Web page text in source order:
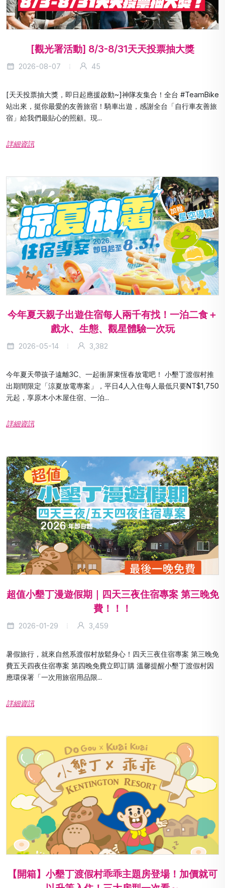
[觀光署活動] 8/3-8/31天天投票抽大獎
2026-08-07 45
[天天投票抽大獎，即日起應援啟動~]神隊友集合！全台 #TeamBike
站出來，挺你最愛的友善旅宿！騎車出遊，感謝全台「自行車友善旅
宿」給我們最貼心的照顧。現...
詳細資訊
今年夏天親子出遊住宿每人兩千有找！一泊二食＋
戲水、生態、觀星體驗一次玩
2026-05-14 3,382
今年夏天帶孩子遠離3C、一起衝屏東恆春放電吧！ 小墾丁渡假村推
出期間限定「涼夏放電專案」，平日4人入住每人最低只要NT$1,750
元起，享原木小木屋住宿、一泊...
詳細資訊
超值小墾丁漫遊假期｜四天三夜住宿專案 第三晚免
費！！！
2026-01-29 3,459
暑假旅行，就來自然系渡假村放鬆身心！四天三夜住宿專案 第三晚免
費五天四夜住宿專案 第四晚免費立即訂購 溫馨提醒小墾丁渡假村因
應環保署「一次用旅宿用品限...
詳細資訊
【開箱】小墾丁渡假村乖乖主題房登場！加價就可